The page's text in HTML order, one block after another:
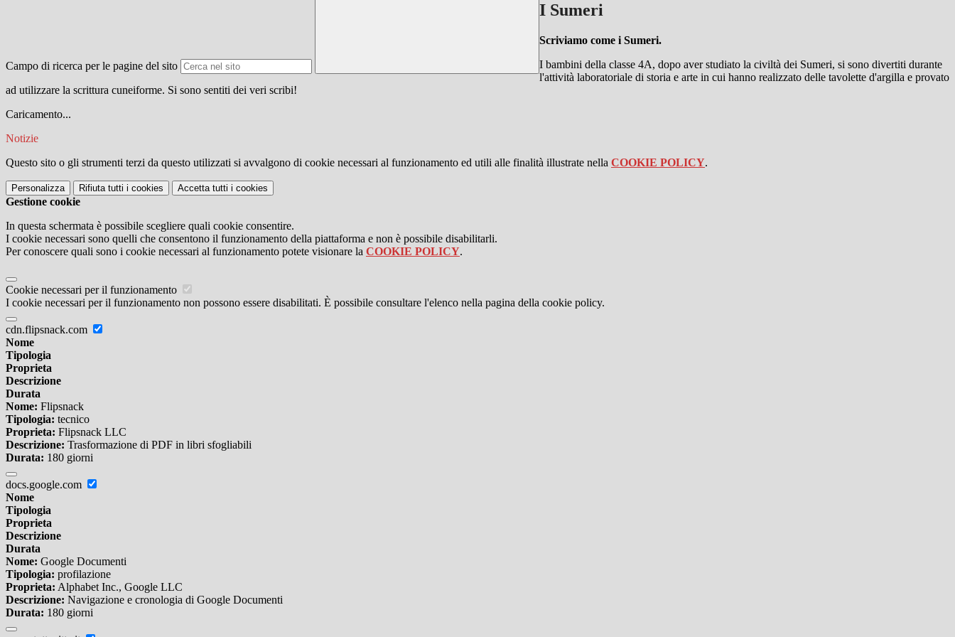
Campo di ricerca per le pagine del sito
I Sumeri
Scriviamo come i Sumeri.
I bambini della classe 4A, dopo aver studiato la civiltà dei Sumeri, si sono divertiti durante
l'attività laboratoriale di storia e arte in cui hanno realizzato delle tavolette d'argilla e provato
ad utilizzare la scrittura cuneiforme. Si sono sentiti dei veri scribi!
Caricamento...
Notizie
Questo sito o gli strumenti terzi da questo utilizzati si avvalgono di cookie necessari al funzionamento ed utili alle finalità illustrate nella COOKIE POLICY.
Personalizza Rifiuta tutti i cookies Accetta tutti i cookies
Gestione cookie
In questa schermata è possibile scegliere quali cookie consentire.
I cookie necessari sono quelli che consentono il funzionamento della piattaforma e non è possibile disabilitarli.
Per conoscere quali sono i cookie necessari al funzionamento potete visionare la COOKIE POLICY.
Cookie necessari per il funzionamento
I cookie necessari per il funzionamento non possono essere disabilitati. È possibile consultare l'elenco nella pagina della cookie policy.
cdn.flipsnack.com
Nome
Tipologia
Proprieta
Descrizione
Durata
Nome: Flipsnack
Tipologia: tecnico
Proprieta: Flipsnack LLC
Descrizione: Trasformazione di PDF in libri sfogliabili
Durata: 180 giorni
docs.google.com
Nome
Tipologia
Proprieta
Descrizione
Durata
Nome: Google Documenti
Tipologia: profilazione
Proprieta: Alphabet Inc., Google LLC
Descrizione: Navigazione e cronologia di Google Documenti
Durata: 180 giorni